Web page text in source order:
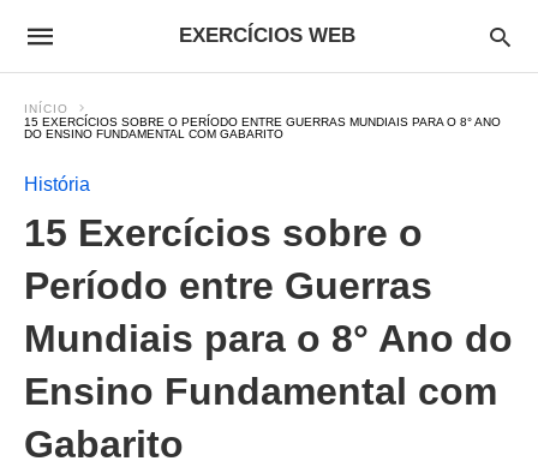
EXERCÍCIOS WEB
INÍCIO
15 EXERCÍCIOS SOBRE O PERÍODO ENTRE GUERRAS MUNDIAIS PARA O 8° ANO
DO ENSINO FUNDAMENTAL COM GABARITO
História
15 Exercícios sobre o
Período entre Guerras
Mundiais para o 8° Ano do
Ensino Fundamental com
Gabarito